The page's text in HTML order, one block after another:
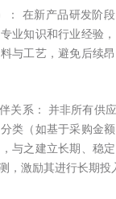
： 在新产品研发阶
业知识和行业经验
与工艺，避免后续
关系： 并非所有供
类（如基于采购金
与之建立长期、稳
，激励其进行长期投